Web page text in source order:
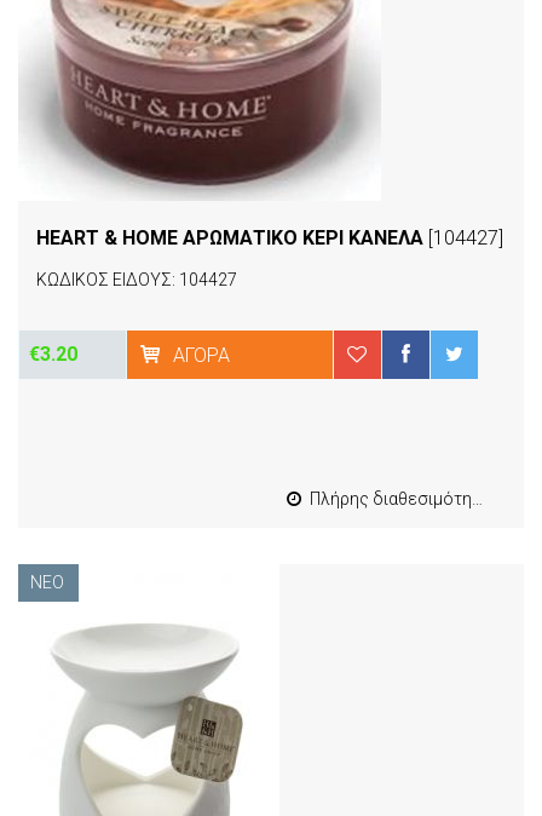
HEART & HOME ΑΡΩΜΑΤΙΚΟ ΚΕΡΙ ΚΑΝΕΛΑ [104427]
ΚΩΔΙΚΟΣ ΕΙΔΟΥΣ: 104427
€3.20 ΑΓΟΡΆ
Πλήρης διαθεσιμότητα
ΝΈΟ